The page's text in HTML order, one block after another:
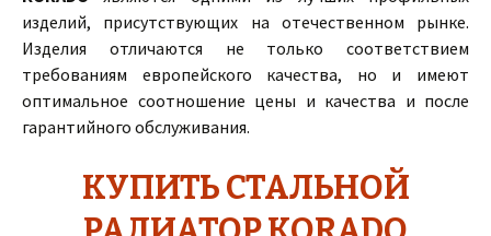
изделий, присутствующих на отечественном рынке.
Изделия отличаются не только соответствием
требованиям европейского качества, но и имеют
оптимальное соотношение цены и качества и после
гарантийного обслуживания.
КУПИТЬ СТАЛЬНОЙ